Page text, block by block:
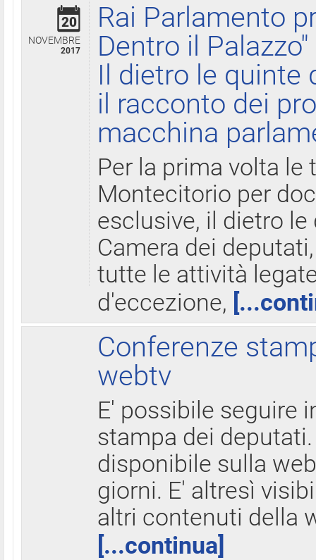
20
NOVEMBRE
2017
Rai Parlamento
Dentro il Palazzo"
Il dietro le quinte
il racconto dei
macchina
Per la prima volta le
Montecitorio per
esclusive, il dietro
Camera dei
tutte le attività
d'eccezione,
Conferenze
webtv
E' possibile seguire
stampa dei
disponibile sulla
giorni. E' altresì
altri contenuti della
[...continua]